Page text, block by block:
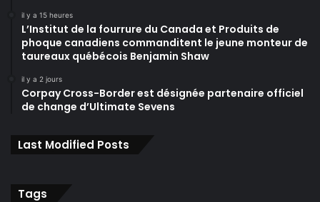
il y a 15 heures
L’Institut de la fourrure du Canada et Produits de
phoque canadiens commanditent le jeune monteur de
taureaux québécois Benjamin Shaw
il y a 2 jours
Corpay Cross-Border est désignée partenaire officiel
de change d’Ultimate Sevens
Last Modified Posts
Tags